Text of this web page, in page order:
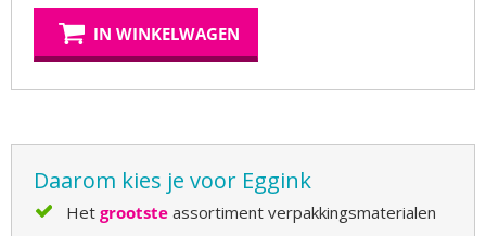
IN WINKELWAGEN
Daarom kies je voor Eggink
Het grootste assortiment verpakkingsmaterialen